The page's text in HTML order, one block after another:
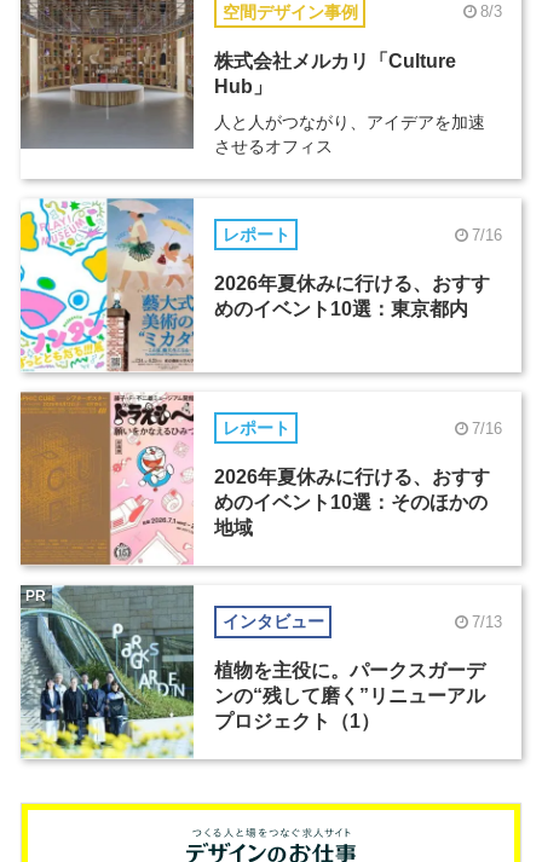
空間デザイン事例 8/3
株式会社メルカリ「Culture
Hub」
人と人がつながり、アイデアを加速
させるオフィス
レポート 7/16
2026年夏休みに行ける、おすす
めのイベント10選：東京都内
レポート 7/16
2026年夏休みに行ける、おすす
めのイベント10選：そのほかの
地域
インタビュー 7/13
植物を主役に。パークスガーデ
ンの“残して磨く”リニューアル
プロジェクト（1）
PR